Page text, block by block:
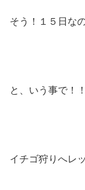
そう！１５日な
と、いう事で！！
イチゴ狩りへレ